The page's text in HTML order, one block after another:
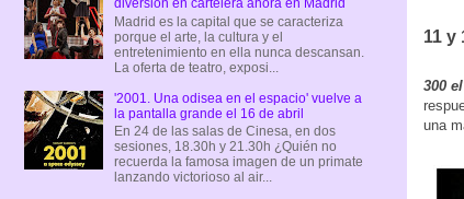
11 y
300
una
diversión en cartelera ahora en Madrid
Madrid es la capital que se caracteriza
porque el arte, la cultura y el
entretenimiento en ella nunca descansan.
La oferta de teatro, exposi...
'2001. Una odisea en el espacio' vuelve a
la pantalla grande el 16 de abril
En 24 de las salas de Cinesa, en dos
sesiones, 18.30h y 21.30h ¿Quién no
recuerda la famosa imagen de un primate
lanzando victorioso al air...